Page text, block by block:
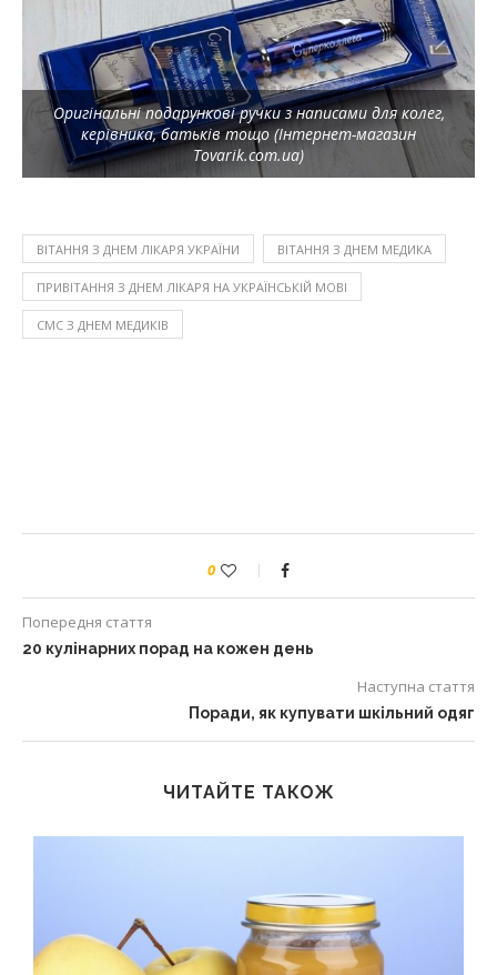
Оригінальні подарункові ручки з написами для колег,
керівника, батьків тощо (Інтернет-магазин
Tovarik.com.ua)
ВІТАННЯ З ДНЕМ ЛІКАРЯ УКРАЇНИ ВІТАННЯ З ДНЕМ МЕДИКА
ПРИВІТАННЯ З ДНЕМ ЛІКАРЯ НА УКРАЇНСЬКІЙ МОВІ
СМС З ДНЕМ МЕДИКІВ
0
Попередня стаття
20 кулінарних порад на кожен день
Наступна стаття
Поради, як купувати шкільний одяг
ЧИТАЙТЕ ТАКОЖ